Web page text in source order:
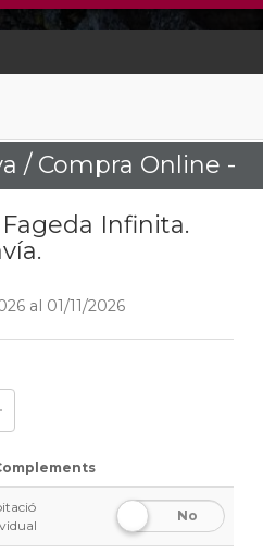
/ Compra Online -
Fageda Infinita.
al 01/11/2026
No